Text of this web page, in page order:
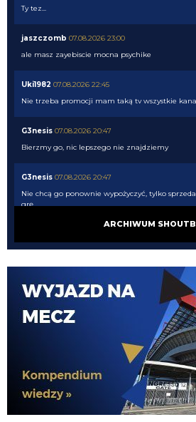
Ty tez...
jaszczomb 07.08.2026 23:00
ale masz zayebiscie mocna psychike
Uki1982 07.08.2026 22:45
Nie trzeba promocji mam taką tv wszystkie
G3nesis 07.08.2026 20:47
Bierzmy go, nic lepszego nie znajdziemy
G3nesis 07.08.2026 20:47
Nie chcą go ponownie wypożyczyć, tylko
grę
Cancelo wrócił do Al Hilal
Nerazzurro90
07.08.2026 19:42
Botmon publicznie czci zmarlego bandyte
nedzy i rozpaczy
G3nesis
07.08.2026 19:15
Hehe 😁
ARCHIWUM